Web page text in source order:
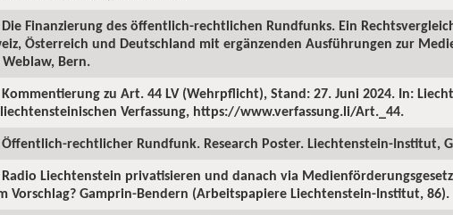
Die Finanzierung des öffentlich-rechtlichen Rundfunks. Ein
Österreich und Deutschland mit ergänzenden Ausführungen zur
Bern.
Kommentierung zu Art. 44 LV (Wehrpflicht), Stand: 27. Juni 2024. In:
Verfassung, https://www.verfassung.li/Art._44.
Öffentlich-rechtlicher Rundfunk. Research Poster. Liechtenstein-Institut,
Radio Liechtenstein privatisieren und danach via
Vorschlag? Gamprin-Bendern (Arbeitspapiere Liechtenstein-Institut, 86).